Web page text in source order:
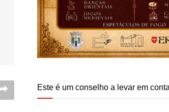
Este é um conselho a levar em conta